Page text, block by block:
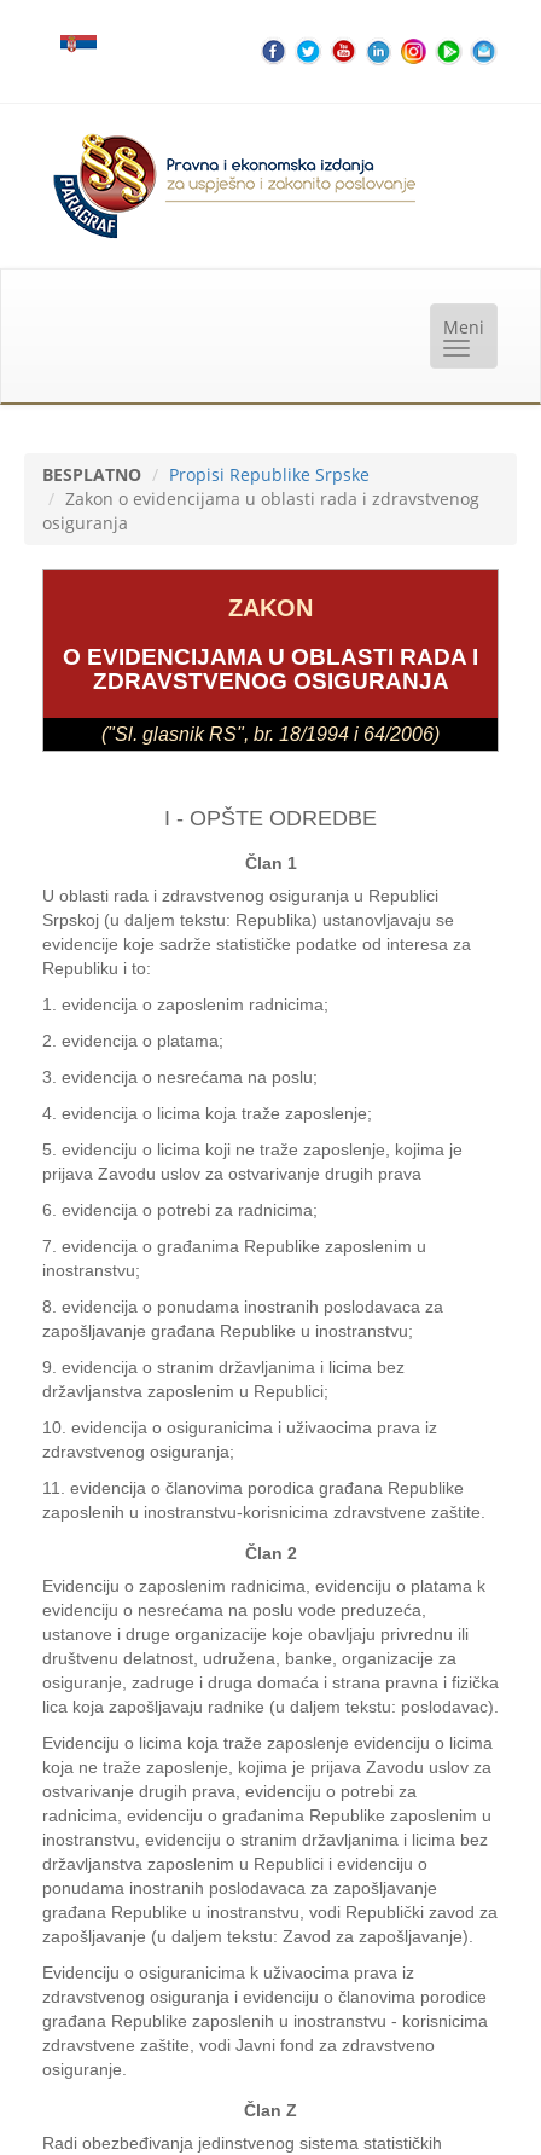
BESPLATNO
Propisi Republike Srpske
Zakon o evidencijama u oblasti rada i zdravstvenog
osiguranja
ZAKON
O EVIDENCIJAMA U OBLASTI RADA I
ZDRAVSTVENOG OSIGURANJA
("Sl. glasnik RS", br. 18/1994 i 64/2006)
I - OPŠTE ODREDBE
Član 1
U oblasti rada i zdravstvenog osiguranja u Republici
Srpskoj (u daljem tekstu: Republika) ustanovljavaju se
evidencije koje sadrže statističke podatke od interesa za
Republiku i to:
1. evidencija o zaposlenim radnicima;
2. evidencija o platama;
3. evidencija o nesrećama na poslu;
4. evidencija o licima koja traže zaposlenje;
5. evidenciju o licima koji ne traže zaposlenje, kojima je
prijava Zavodu uslov za ostvarivanje drugih prava
6. evidencija o potrebi za radnicima;
7. evidencija o građanima Republike zaposlenim u
inostranstvu;
8. evidencija o ponudama inostranih poslodavaca za
zapošljavanje građana Republike u inostranstvu;
9. evidencija o stranim državljanima i licima bez
državljanstva zaposlenim u Republici;
10. evidencija o osiguranicima i uživaocima prava iz
zdravstvenog osiguranja;
11. evidencija o članovima porodica građana Republike
zaposlenih u inostranstvu-korisnicima zdravstvene zaštite.
Član 2
Evidenciju o zaposlenim radnicima, evidenciju o platama k
evidenciju o nesrećama na poslu vode preduzeća,
ustanove i druge organizacije koje obavljaju privrednu ili
društvenu delatnost, udružena, banke, organizacije za
osiguranje, zadruge i druga domaća i strana pravna i fizička
lica koja zapošljavaju radnike (u daljem tekstu: poslodavac).
Evidenciju o licima koja traže zaposlenje evidenciju o licima
koja ne traže zaposlenje, kojima je prijava Zavodu uslov za
ostvarivanje drugih prava, evidenciju o potrebi za
radnicima, evidenciju o građanima Republike zaposlenim u
inostranstvu, evidenciju o stranim državljanima i licima bez
državljanstva zaposlenim u Republici i evidenciju o
ponudama inostranih poslodavaca za zapošljavanje
građana Republike u inostranstvu, vodi Republički zavod za
zapošljavanje (u daljem tekstu: Zavod za zapošljavanje).
Evidenciju o osiguranicima k uživaocima prava iz
zdravstvenog osiguranja i evidenciju o članovima porodice
građana Republike zaposlenih u inostranstvu - korisnicima
zdravstvene zaštite, vodi Javni fond za zdravstveno
osiguranje.
Član Z
Radi obezbeđivanja jedinstvenog sistema statističkih